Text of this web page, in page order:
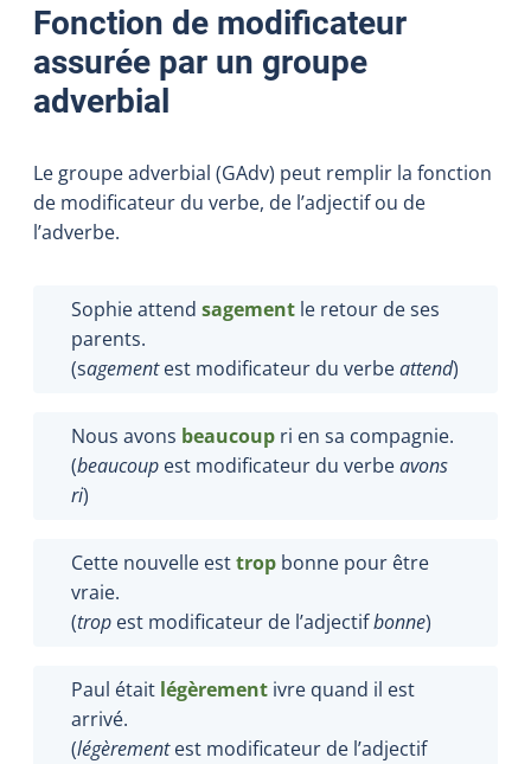
Fonction de modificateur
assurée par un groupe
adverbial
Le groupe adverbial (GAdv) peut remplir la fonction
de modificateur du verbe, de l’adjectif ou de
l’adverbe.
Sophie attend sagement le retour de ses
parents.
(sagementest modificateur du verbeattend)
Nous avons beaucoup ri en sa compagnie.
(beaucoup est modificateur du verbeavons
ri)
Cette nouvelle esttrop bonne pour être
vraie.
(trop est modificateur de l’adjectifbonne)
Paul était légèrement ivre quand il est
arrivé.
(légèrementest modificateur de l’adjectif